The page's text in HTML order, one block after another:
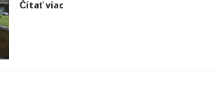
Čítať viac